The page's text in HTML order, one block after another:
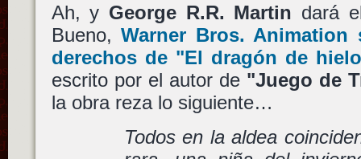
Ah, y George R.R. Martin dará
Bueno,Warner Bros. Animation
derechos de "El dragón de
escrito por el autor de "Juego de
la obra reza lo siguiente…
Todos en la aldea